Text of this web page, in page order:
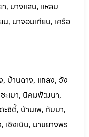
, บางแสน, แหลม
, นาจอมเทียน, เครือ
, บ้านฉาง, แกลง, วัง
ชะเมา, นิคมพัฒนา,
ซิตี้, บ้านเพ, ทับมา,
เชิงเนิน, มาบยางพร